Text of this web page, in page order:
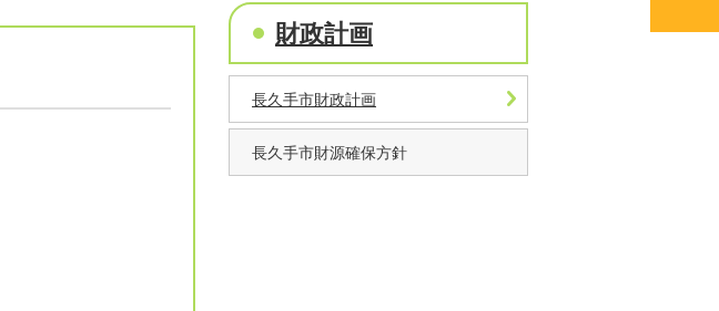
財政計画
長久手市財政計画
長久手市財源確保方針